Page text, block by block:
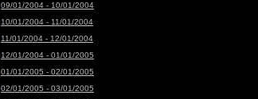
09/01/2004 - 10/01/2004
10/01/2004 - 11/01/2004
11/01/2004 - 12/01/2004
12/01/2004 - 01/01/2005
01/01/2005 - 02/01/2005
02/01/2005 - 03/01/2005